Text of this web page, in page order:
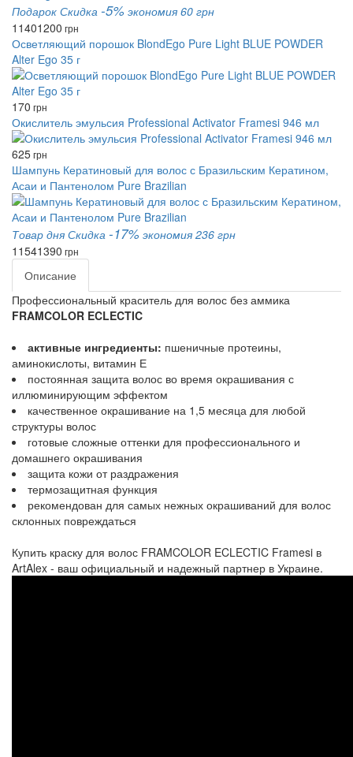
Подарок Скидка -5% экономия 60 грн
11401200 грн
Осветляющий порошок BlondEgo Pure Light BLUE POWDER
Alter Ego 35 г
170 грн
Окислитель эмульсия Professional Activator Framesi 946 мл
625грн
Шампунь Кератиновый для волос с Бразильским Кератином,
Асаи и Пантенолом Pure Brazilian
Товар дня Скидка -17% экономия 236 грн
11541390 грн
Описание
Профессиональный краситель для волос без аммика
FRAMCOLOR ECLECTIC
активные ингредиенты: пшеничные протеины,
аминокислоты, витамин Е
постоянная защита волос во время окрашивания с
иллюминирующим эффектом
качественное окрашивание на 1,5 месяца для любой
структуры волос
готовые сложные оттенки для профессионального и
домашнего окрашивания
защита кожи от раздражения
термозащитная функция
рекомендован для самых нежных окрашиваний для волос
склонных повреждаться
Купить краску для волос FRAMCOLOR ECLECTIC Framesi в
ArtAlex - ваш официальный и надежный партнер в Украине.